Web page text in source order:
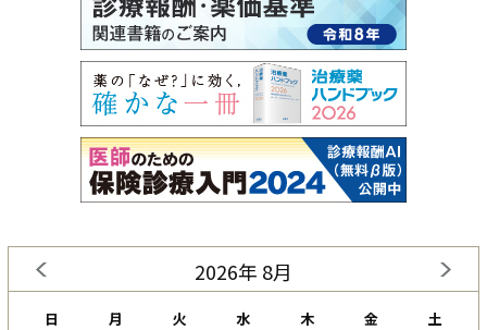
2026年 8月
日 月 火 水 木 金 土